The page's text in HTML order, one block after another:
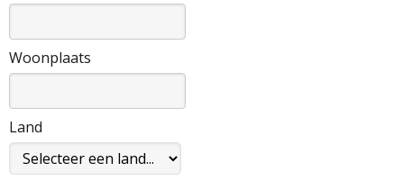
Woonplaats
Land